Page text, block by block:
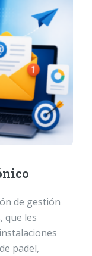
de gestión
que les
padel,